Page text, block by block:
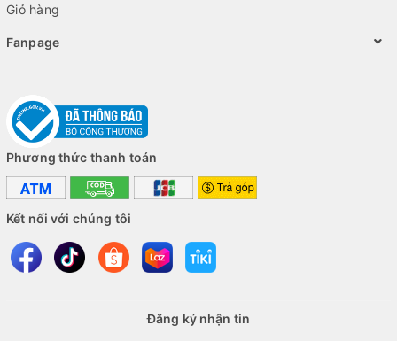
Giỏ hàng
Fanpage
Phương thức thanh toán
Kết nối với chúng tôi
Đăng ký nhận tin